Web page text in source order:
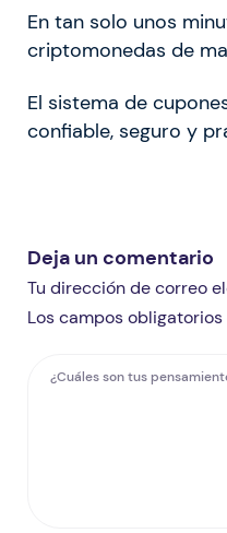
En tan solo unos
criptomonedas de
El sistema de
confiable, seguro y
Deja un comentario
Tu dirección de correo
Los campos